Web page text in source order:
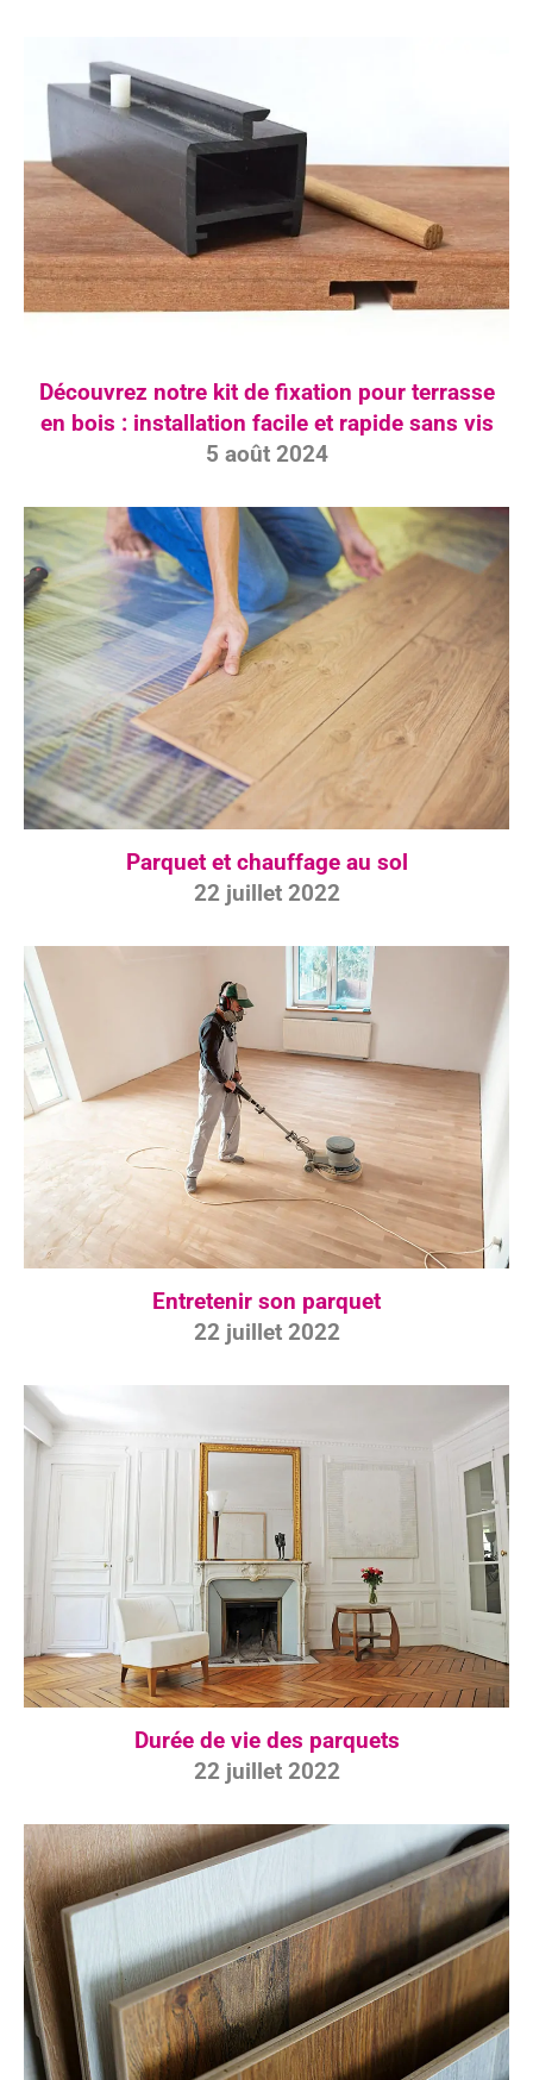
Découvrez notre kit de fixation pour terrasse
en bois : installation facile et rapide sans vis
5 août 2024
Parquet et chauffage au sol
22 juillet 2022
Entretenir son parquet
22 juillet 2022
Durée de vie des parquets
22 juillet 2022